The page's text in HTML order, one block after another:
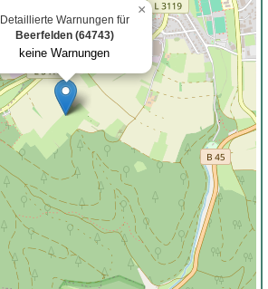
Detaillierte Warnungen für
Beerfelden (64743)
keine Warnungen
×